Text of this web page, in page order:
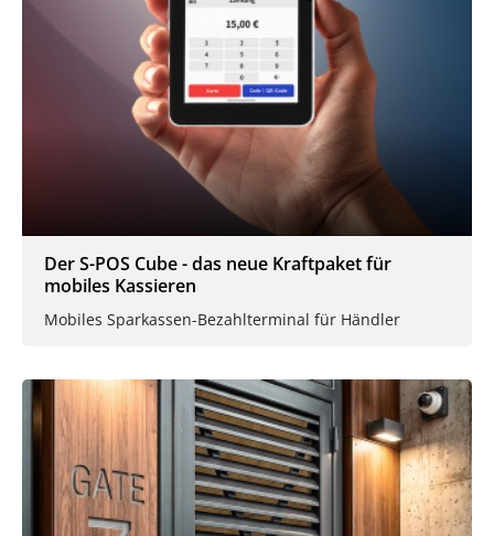
Der S-POS Cube - das neue Kraftpaket für
mobiles Kassieren
Mobiles Sparkassen-Bezahlterminal für Händler